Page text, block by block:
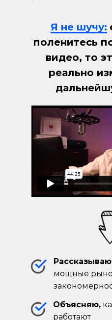
Я не шучу:
поленитесь
видео, то
реально
мощные
Объясняю,
работают